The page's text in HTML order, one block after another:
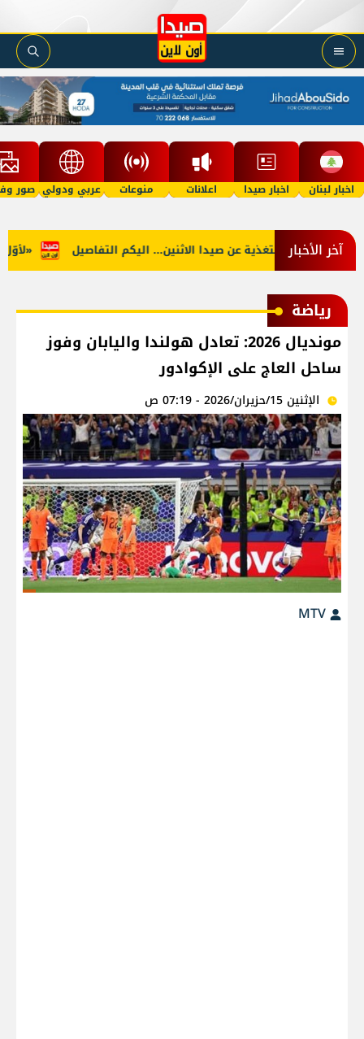
اخبار لبنان اخبار صيدا اعلانات منوعات عربي ودولي صور
آخر الأخبار «لأوّل توقف التغذية عن صيدا الاثنين... اليكم التفاصيل
رياضة
مونديال 2026: تعادل هولندا واليابان وفوز
ساحل العاج على الإكوادور
الإثنين 15/حزيران/2026 - 07:19 ص